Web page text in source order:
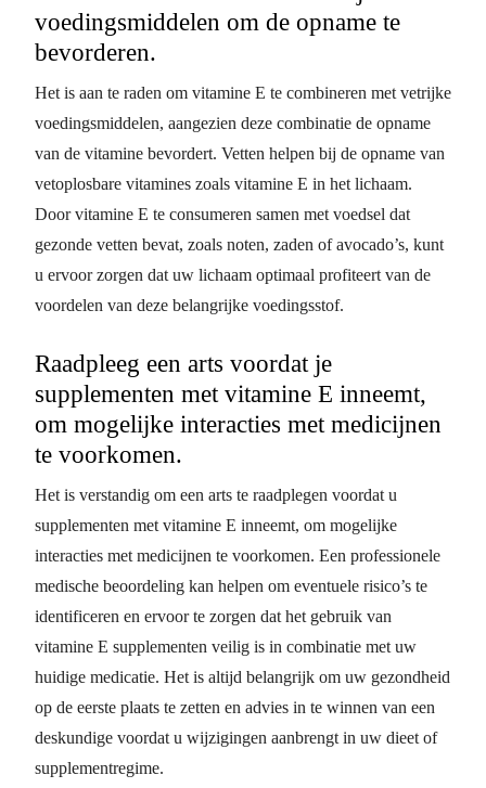
voedingsmiddelen om de opname te
bevorderen.
Het is aan te raden om vitamine E te combineren met vetrijke
voedingsmiddelen, aangezien deze combinatie de opname
van de vitamine bevordert. Vetten helpen bij de opname van
vetoplosbare vitamines zoals vitamine E in het lichaam.
Door vitamine E te consumeren samen met voedsel dat
gezonde vetten bevat, zoals noten, zaden of avocado’s, kunt
u ervoor zorgen dat uw lichaam optimaal profiteert van de
voordelen van deze belangrijke voedingsstof.
Raadpleeg een arts voordat je
supplementen met vitamine E inneemt,
om mogelijke interacties met medicijnen
te voorkomen.
Het is verstandig om een arts te raadplegen voordat u
supplementen met vitamine E inneemt, om mogelijke
interacties met medicijnen te voorkomen. Een professionele
medische beoordeling kan helpen om eventuele risico’s te
identificeren en ervoor te zorgen dat het gebruik van
vitamine E supplementen veilig is in combinatie met uw
huidige medicatie. Het is altijd belangrijk om uw gezondheid
op de eerste plaats te zetten en advies in te winnen van een
deskundige voordat u wijzigingen aanbrengt in uw dieet of
supplementregime.